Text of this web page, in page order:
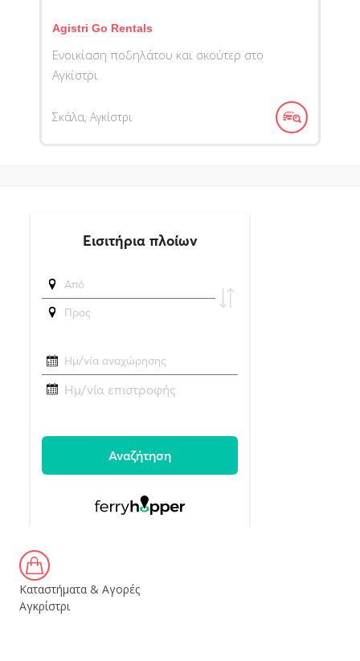
Agistri Go Rentals
Ενοικίαση ποδηλάτου και σκούτερ στο
Αγκίστρι
Σκάλα, Αγκίστρι
Καταστήματα & Αγορές
Αγκρίστρι